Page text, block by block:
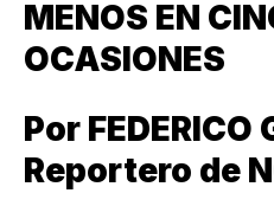
MENOS EN
OCASIONES
Por FEDERICO
Reportero de